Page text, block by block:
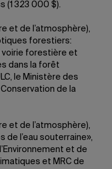
(1 323 000 $).
et de l’atmosphère),
forestiers:
voirie forestière et
dans la forêt
le Ministère des
de la
et de l’atmosphère),
de l’eau souterraine»,
et de
et MRC de